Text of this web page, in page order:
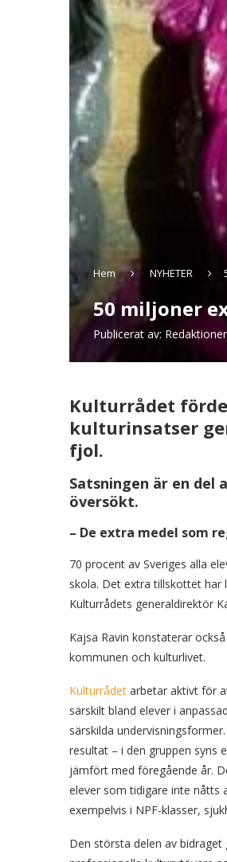
Hem NYHETER
50 miljoner
Publicerat av:
Kulturrådet
kulturinsatser
fjol.
Satsningen är en
översökt.
– De extra medel som
70 procent av Sveriges alla
skola. Det extra tillskottet har
Kulturrådets generaldirektör
Kajsa Ravin konstaterar
kommunen och kulturlivet.
Kulturrådet arbetar aktivt för
särskilt bland elever i
särskilda
resultat – i den gruppen syns
jämfört med föregående år.
elever som tidigare inte nåtts
exempelvis i NPF-klasser,
Den största delen av